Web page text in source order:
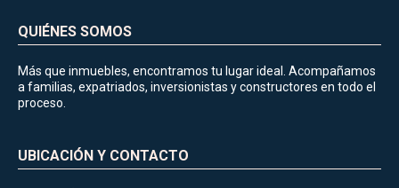
QUIÉNES SOMOS
Más que inmuebles, encontramos tu lugar ideal. Acompañamos
a familias, expatriados, inversionistas y constructores en todo el
proceso.